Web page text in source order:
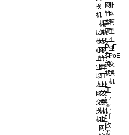
换
机
三
层
核
心
工
业
以
太
网
交
换
机
机
架
式
网
管
型
工
业
交
换
机
导
轨
式
网
管
型
工
业
交
换
机
非
网
工
业
网
管
型
工
业
PoE
交
换
机
非
网
管
型
工
业
PoE
交
换
机
工
业
光
纤
收